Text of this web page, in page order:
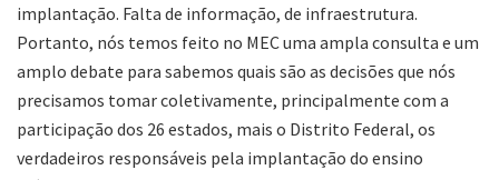
implantação. Falta de informação, de infraestrutura.
Portanto, nós temos feito no MEC uma ampla consulta e um
amplo debate para sabemos quais são as decisões que nós
precisamos tomar coletivamente, principalmente com a
participação dos 26 estados, mais o Distrito Federal, os
verdadeiros responsáveis pela implantação do ensino